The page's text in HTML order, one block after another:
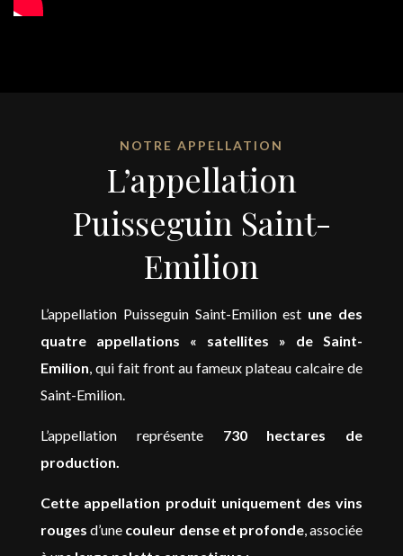
NOTRE APPELLATION
L’appellation
Puisseguin Saint-
Emilion
L’appellation Puisseguin Saint-Emilion est une des
quatre appellations « satellites » de Saint-
Emilion, qui fait front au fameux plateau calcaire de
Saint-Emilion.
L’appellation représente 730 hectares de
production.
Cette appellation produit uniquement des vins
rouges d’une couleur dense et profonde, associée